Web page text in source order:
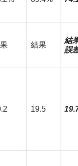
結果
結
誤
19.5